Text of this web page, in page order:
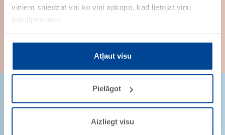
viņiem sniedzat vai ko viņi apkopo, kad lietojat viņu
pakalpojumus.
Atļaut visu
Pielāgot
Aizliegt visu
Speciālais gruntējums pavecai un